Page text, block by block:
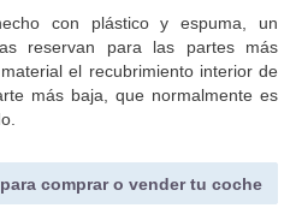
con plástico y espuma, un
reservan para las partes más
el recubrimiento interior de
más baja, que normalmente es
comprar o vender tu coche